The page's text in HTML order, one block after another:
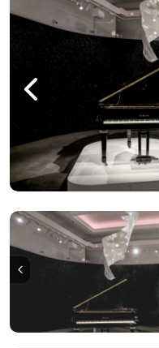
Лични вещи на
бъдат показани
лондонския офис
преди
1400, а сред тях
ръкописните
и любимото му
Queen. Снимки: Getty